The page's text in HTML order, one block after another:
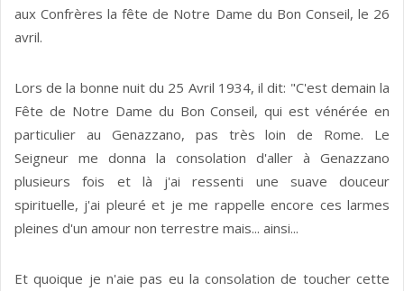
aux Confrères la fête de Notre Dame du Bon Conseil, le 26
avril.
Lors de la bonne nuit du 25 Avril 1934, il dit: "C'est demain la
Fête de Notre Dame du Bon Conseil, qui est vénérée en
particulier au Genazzano, pas très loin de Rome. Le
Seigneur me donna la consolation d'aller à Genazzano
plusieurs fois et là j'ai ressenti une suave douceur
spirituelle, j'ai pleuré et je me rappelle encore ces larmes
pleines d'un amour non terrestre mais... ainsi...
Et quoique je n'aie pas eu la consolation de toucher cette